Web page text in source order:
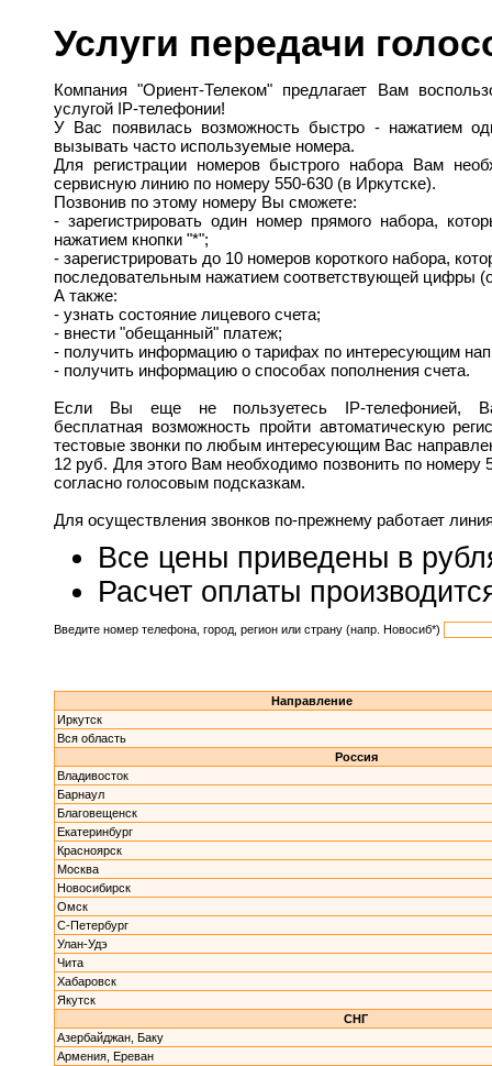
Услуги передачи
Компания "Ориент-Телеком" предлагает Вам
услугой IP-телефонии!
У Вас появилась возможность быстро - нажатием
вызывать часто используемые номера.
Для регистрации номеров быстрого набора Вам
сервисную линию по номеру 550-630 (в Иркутске).
Позвонив по этому номеру Вы сможете:
- зарегистрировать один номер прямого набора,
нажатием кнопки "*";
- зарегистрировать до 10 номеров короткого набора,
последовательным нажатием соответствующей цифры
А также:
- узнать состояние лицевого счета;
- внести "обещанный" платеж;
- получить информацию о тарифах по интересующим
- получить информацию о способах пополнения счета.
Если Вы еще не пользуетесь IP-телефонией,
бесплатная возможность пройти автоматическую
тестовые звонки по любым интересующим Вас
12 руб. Для этого Вам необходимо позвонить по номеру
согласно голосовым подсказкам.
Для осуществления звонков по-прежнему работает
Все цены приведены в
Расчет оплаты
Введите номер телефона, город, регион или страну (напр. Новосиб*)
Направление
Иркутск
Вся область
Россия
Владивосток
Барнаул
Благовещенск
Екатеринбург
Красноярск
Москва
Новосибирск
Омск
С-Петербург
Улан-Удэ
Чита
Хабаровск
Якутск
СНГ
Азербайджан, Баку
Армения, Ереван